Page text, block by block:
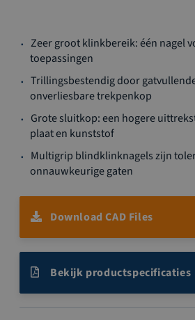
naar
het
begin
van
afbeeldingen-
gallerij
Zeer groot klinkbereik: één nagel
toepassingen
Trillingsbestendig door
onverliesbare trekpenkop
Grote sluitkop: een hogere
plaat en kunststof
Multigrip blindklinknagels zijn
onnauwkeurige gaten
Download CAD Files
Bekijk productspecificaties